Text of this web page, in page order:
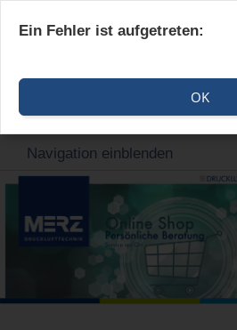
Navigation einblenden
Ein Fehler ist aufgetreten:
OK